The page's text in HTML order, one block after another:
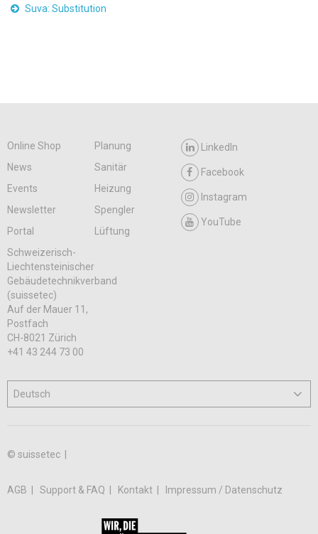
Suva: Substitution
Online Shop
Planung
News
Sanitär
Events
Heizung
Newsletter
Spengler
Portal
Lüftung
LinkedIn
Facebook
Instagram
YouTube
Schweizerisch-
Liechtensteinischer
Gebäudetechnikverband
(suissetec)
Auf der Mauer 11,
Postfach
CH-8021 Zürich
+41 43 244 73 00
© suissetec |
AGB Support & FAQ Kontakt Impressum / Datenschutz